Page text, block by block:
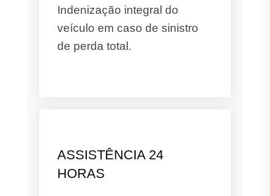
Indenização integral do
veículo em caso de sinistro
de perda total.
ASSISTÊNCIA 24
HORAS